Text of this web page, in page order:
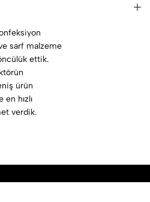
sarf malzeme
ettik.
ürün
hızlı
verdik.
© Tüm Haklarımız Saklıdır.